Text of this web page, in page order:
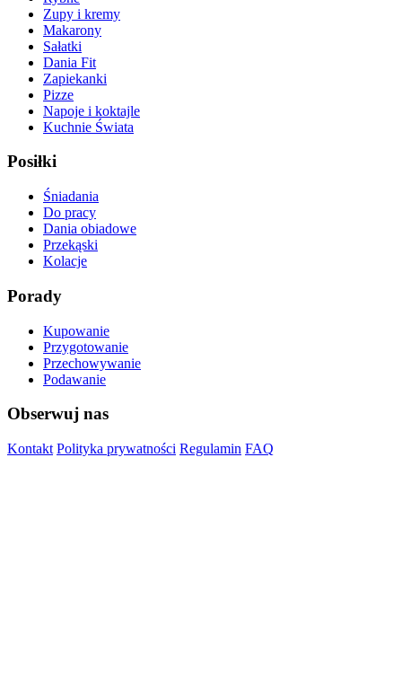
Zupy i kremy
Makarony
Sałatki
Dania Fit
Zapiekanki
Pizze
Napoje i koktajle
Kuchnie Świata
Posiłki
Śniadania
Do pracy
Dania obiadowe
Przekąski
Kolacje
Porady
Kupowanie
Przygotowanie
Przechowywanie
Podawanie
Obserwuj nas
Kontakt Polityka prywatności Regulamin FAQ